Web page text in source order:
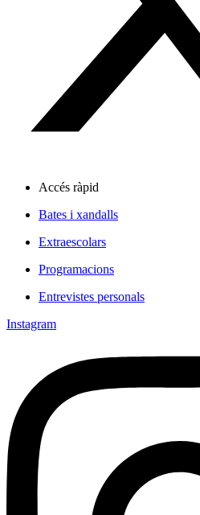
Accés ràpid
Bates i xandalls
Extraescolars
Programacions
Entrevistes personals
Instagram